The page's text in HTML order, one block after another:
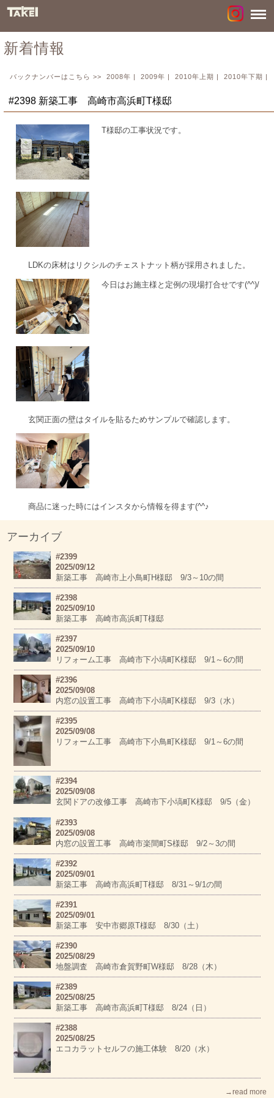
新着情報
バックナンバーはこちら >> 2008年 | 2009年 | 2010年上期 | 2010年下期 |
#2398 新築工事 高崎市高浜町T様邸
T様邸の工事状況です。
LDKの床材はリクシルのチェストナット柄が採用されました。
今日はお施主様と定例の現場打合せです(^^)/
玄関正面の壁はタイルを貼るためサンプルで確認します。
商品に迷った時にはインスタから情報を得ます(^^♪
アーカイブ
#2399
2025/09/12
新築工事 高崎市上小鳥町H様邸 9/3～10の間
#2398
2025/09/10
新築工事 高崎市高浜町T様邸
#2397
2025/09/10
リフォーム工事 高崎市下小塙町K様邸 9/1～6の間
#2396
2025/09/08
内窓の設置工事 高崎市下小塙町K様邸 9/3（水）
#2395
2025/09/08
リフォーム工事 高崎市下小鳥町K様邸 9/1～6の間
#2394
2025/09/08
玄関ドアの改修工事 高崎市下小塙町K様邸 9/5（金）
#2393
2025/09/08
内窓の設置工事 高崎市楽間町S様邸 9/2～3の間
#2392
2025/09/01
新築工事 高崎市高浜町T様邸 8/31～9/1の間
#2391
2025/09/01
新築工事 安中市郷原T様邸 8/30（土）
#2390
2025/08/29
地盤調査 高崎市倉賀野町W様邸 8/28（木）
#2389
2025/08/25
新築工事 高崎市高浜町T様邸 8/24（日）
#2388
2025/08/25
エコカラットセルフの施工体験 8/20（水）
→read more